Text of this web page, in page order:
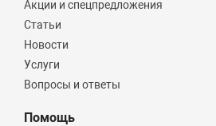
Акции и спецпредложения
Статьи
Новости
Услуги
Вопросы и ответы
Помощь